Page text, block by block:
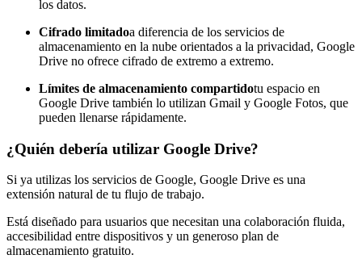
los datos.
Cifrado limitadoa diferencia de los servicios de
almacenamiento en la nube orientados a la privacidad, Google
Drive no ofrece cifrado de extremo a extremo.
Límites de almacenamiento compartidotu espacio en
Google Drive también lo utilizan Gmail y Google Fotos, que
pueden llenarse rápidamente.
¿Quién debería utilizar Google Drive?
Si ya utilizas los servicios de Google, Google Drive es una
extensión natural de tu flujo de trabajo.
Está diseñado para usuarios que necesitan una colaboración fluida,
accesibilidad entre dispositivos y un generoso plan de
almacenamiento gratuito.